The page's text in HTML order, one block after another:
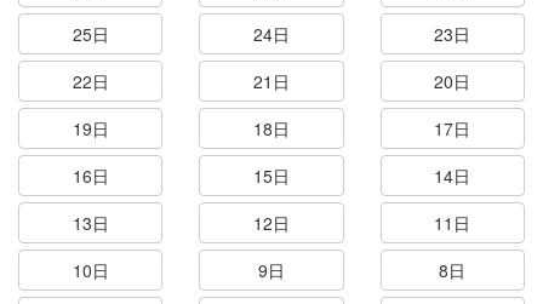
25日
24日
23日
22日
21日
20日
19日
18日
17日
16日
15日
14日
13日
12日
11日
10日
9日
8日